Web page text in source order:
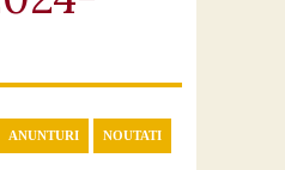
ANUNTURI NOUTATI